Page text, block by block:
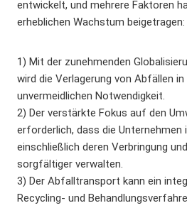
entwickelt, und mehrere Faktoren
erheblichen Wachstum beigetragen:
1) Mit der zunehmenden
wird die Verlagerung von Abfällen
unvermeidlichen Notwendigkeit.
2) Der verstärkte Fokus auf den
erforderlich, dass die Unternehmen
einschließlich deren Verbringung
sorgfältiger verwalten.
3) Der Abfalltransport kann ein
Recycling- und